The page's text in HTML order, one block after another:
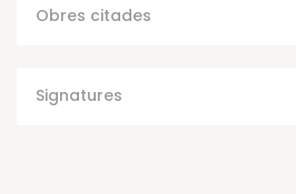
Obres citades
Signatures